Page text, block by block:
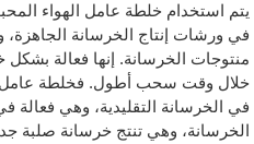
في ورشات إنتاج الخرسانة الجاهزة،
منتوجات الخرسانة. إنها فعالة
خلال وقت سحب أطول. فخلطة عامل
في الخرسانة التقليدية، وهي فعالة
الخرسانة، وهي تنتج خرسانة صلبة